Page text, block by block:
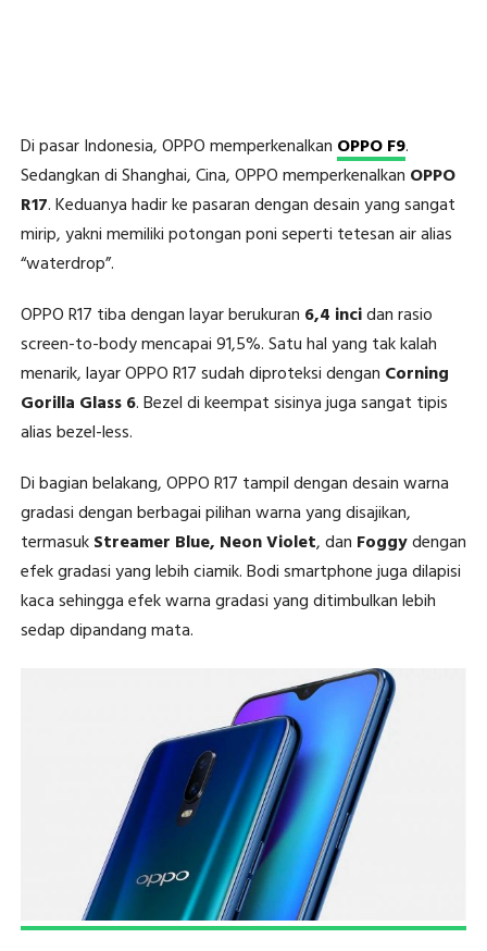
Di pasar Indonesia, OPPO memperkenalkan OPPO F9.
Sedangkan di Shanghai, Cina, OPPO memperkenalkan OPPO
R17. Keduanya hadir ke pasaran dengan desain yang sangat
mirip, yakni memiliki potongan poni seperti tetesan air alias
“waterdrop”.
OPPO R17 tiba dengan layar berukuran 6,4 incidan rasio
screen-to-body mencapai 91,5%. Satu hal yang tak kalah
menarik, layar OPPO R17 sudah diproteksi dengan Corning
Gorilla Glass 6. Bezel di keempat sisinya juga sangat tipis
alias bezel-less.
Di bagian belakang, OPPO R17 tampil dengan desain warna
gradasi dengan berbagai pilihan warna yang disajikan,
termasukStreamer Blue, Neon Violet, dan Foggydengan
efek gradasi yang lebih ciamik. Bodi smartphone juga dilapisi
kaca sehingga efek warna gradasi yang ditimbulkan lebih
sedap dipandang mata.